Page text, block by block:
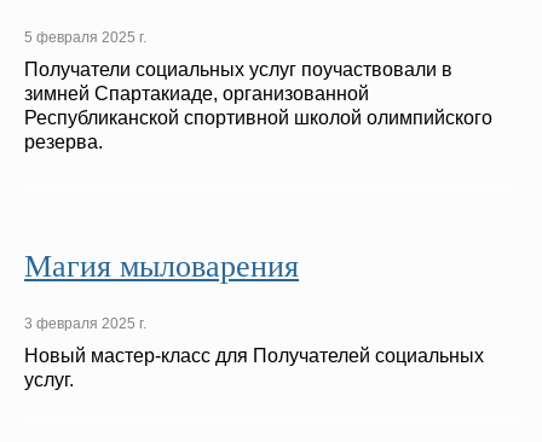
5 февраля 2025 г.
Получатели социальных услуг поучаствовали в
зимней Спартакиаде, организованной
Республиканской спортивной школой олимпийского
резерва.
Магия мыловарения
3 февраля 2025 г.
Новый мастер-класс для Получателей социальных
услуг.